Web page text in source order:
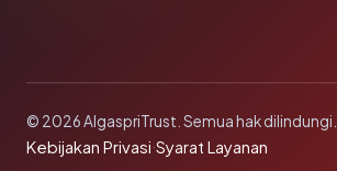
© 2026 AlgaspriTrust. Semua hak dilindungi.
Kebijakan Privasi·Syarat Layanan